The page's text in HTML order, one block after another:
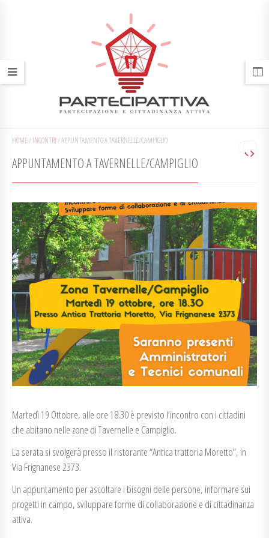
HOME/INCONTRI/APPUNTAMENTO A TAVERNELLE/CAMPIGLIO
APPUNTAMENTO A TAVERNELLE/CAMPIGLIO
Martedì 19 Ottobre, alle ore 18.30 è previsto l’incontro con i cittadini
che abitano nelle zone di Tavernelle e Campiglio.
La serata si svolgerà presso il ristorante “Antica trattoria Moretto”, in
Via Frignanese 2373.
Un appuntamento per ascoltare i bisogni delle persone, informare sui
progetti in campo, sviluppare forme di collaborazione e di cittadinanza
attiva.